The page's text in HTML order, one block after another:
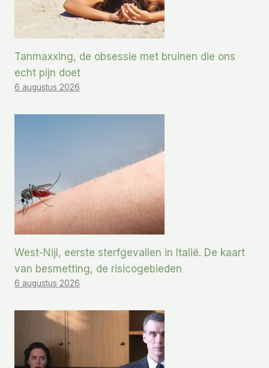
Tanmaxxing, de obsessie met bruinen die ons
echt pijn doet
6 augustus 2026
West-Nijl, eerste sterfgevallen in Italië. De kaart
van besmetting, de risicogebieden
6 augustus 2026